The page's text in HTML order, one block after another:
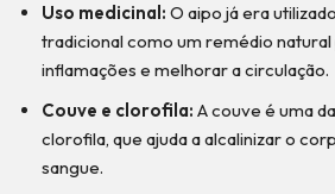
Uso medicinal: O aipo já era
tradicional como um remédio
inflamações e melhorar a circulação.
Couve e clorofila: A couve é uma
clorofila, que ajuda a alcalinizar o
sangue.